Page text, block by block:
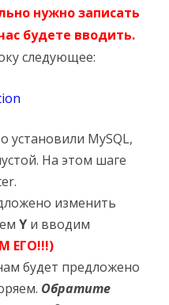
нужно записать
будете вводить.
следующее:
установили MySQL,
На этом шаге
изменить
Y и вводим
ЕГО!!!)
будет предложено
Обратите